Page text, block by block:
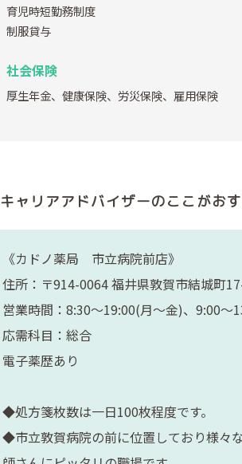
育児時短勤務制度
制服貸与
社会保険
厚生年金、健康保険、労災保険、雇用保険
キャリアアドバイザーのここがお
《カドノ薬局 市立病院前店》
住所：〒914-0064 福井県敦賀市結城町
営業時間：8:30～19:00(月～金)、9:00～
応需科目：総合
電子薬歴あり
◆処方箋枚数は一日100枚程度です。
◆市立敦賀病院の前に位置しており様々